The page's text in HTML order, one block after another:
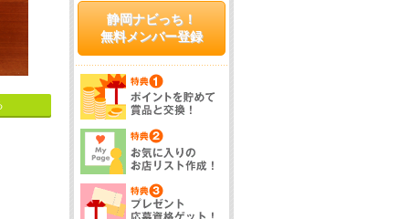
静岡ナビっち！
無料メンバー登録